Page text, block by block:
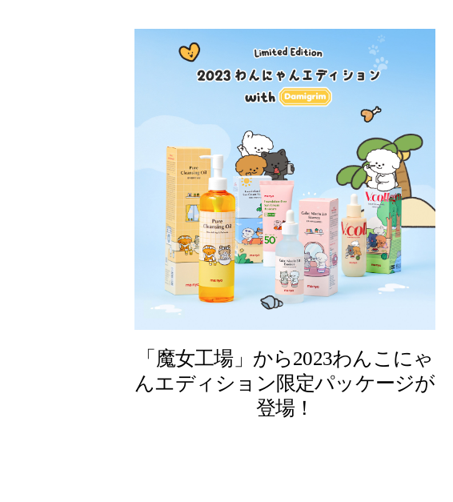
「魔女工場」から2023わんこにゃ
んエディション限定パッケージが
登場！